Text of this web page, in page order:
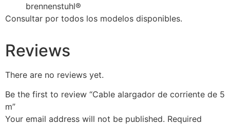
brennenstuhl®
Consultar por todos los modelos disponibles.
Reviews
There are no reviews yet.
Be the first to review “Cable alargador de corriente de 5
m”
Your email address will not be published. Required